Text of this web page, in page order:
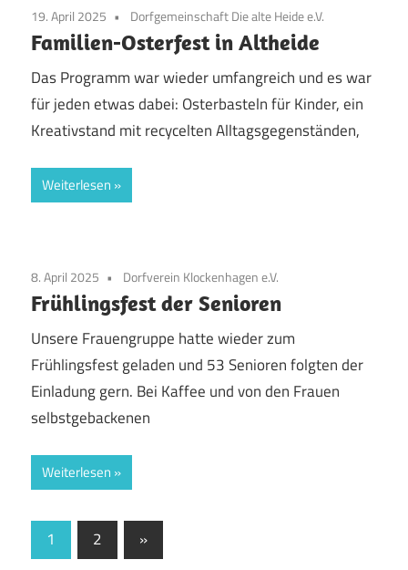
19. April 2025 Dorfgemeinschaft Die alte Heide e.V.
Familien-Osterfest in Altheide
Das Programm war wieder umfangreich und es war
für jeden etwas dabei: Osterbasteln für Kinder, ein
Kreativstand mit recycelten Alltagsgegenständen,
Weiterlesen
8. April 2025 Dorfverein Klockenhagen e.V.
Frühlingsfest der Senioren
Unsere Frauengruppe hatte wieder zum
Frühlingsfest geladen und 53 Senioren folgten der
Einladung gern. Bei Kaffee und von den Frauen
selbstgebackenen
Weiterlesen
Seitennummerierung
1 2
Nächste
Beiträge
»